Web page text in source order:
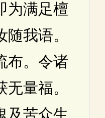
为满足檀
我语。
布。令诸
量福。
及苦众生